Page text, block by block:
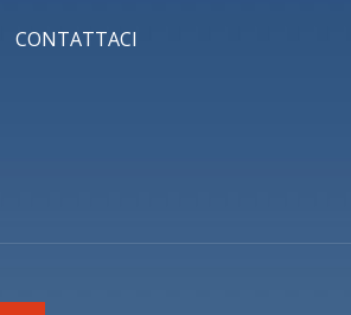
CONTATTACI